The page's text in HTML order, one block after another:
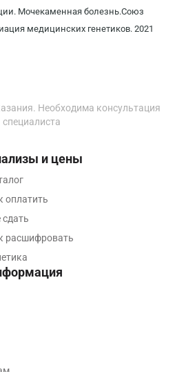
Мочекаменная болезнь.Союз
медицинских генетиков. 2021
Необходима консультация
специалиста
и цены
оплатить
сдать
расшифровать